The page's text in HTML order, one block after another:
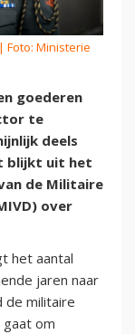
| Foto: Ministerie
goederen
te
deels
blijkt uit het
de Militaire
over
het aantal
jaren naar
de militaire
om